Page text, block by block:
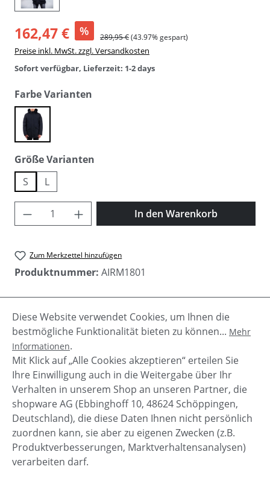
162,47 € % 289,95 €(43.97% gespart)
Preise inkl. MwSt. zzgl. Versandkosten
Sofort verfügbar, Lieferzeit: 1-2 days
Farbe Varianten
552 dark navy blue / navy
Größe Varianten
S
L
Produkt Anzahl: Gib den gewünschten
In den Warenkorb
Zum Merkzettel hinzufügen
Produktnummer: AIRM1801
Beschreibung
Der Slimfit Parka Herringbone mit natur farbenem
Fell, hat eine Oberfläche mit Funktion im
Fischgräten Muster und ist besond… Mehr
Service-Hotline
Diese Website verwendet Cookies, um Ihnen die
bestmögliche Funktionalität bieten zu können... Mehr
Informationen.
Mit Klick auf „Alle Cookies akzeptieren“ erteilen Sie
Ihre Einwilligung auch in die Weitergabe über Ihr
Verhalten in unserem Shop an unseren Partner, die
shopware AG (Ebbinghoff 10, 48624 Schöppingen,
Deutschland), die diese Daten Ihnen nicht persönlich
zuordnen kann, sie aber zu eigenen Zwecken (z.B.
Produktverbesserungen, Marktverhaltensanalysen)
verarbeiten darf.